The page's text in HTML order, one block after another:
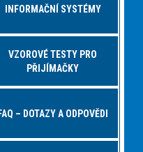
INFORMAČNÍ SYSTÉMY
VZOROVÉ TESTY PRO
PŘIJÍMAČKY
FAQ – DOTAZY A ODPOVĚDI